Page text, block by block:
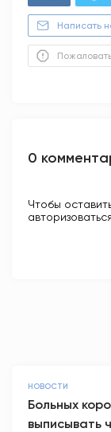
Написать
0
Чтобы
авторизоваться
НОВОСТИ
Больных
выписывать